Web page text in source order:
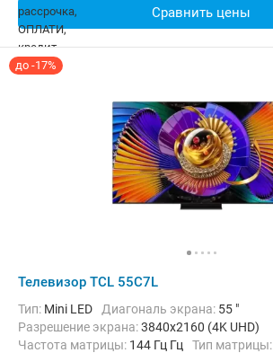
Сравнить цены
до -17%
Телевизор TCL 55C7L
Тип: Mini LED Диагональ экрана: 55 "
Разрешение экрана:3840x2160 (4K UHD)
Частота матрицы: 144 Гц Гц Тип матрицы: